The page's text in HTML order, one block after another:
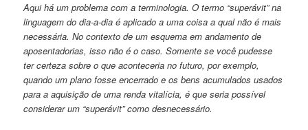
Aqui há um problema com a terminologia. O termo “superávit” na
linguagem do dia-a-dia é aplicado a uma coisa a qual não é mais
necessária. No contexto de um esquema em andamento de
aposentadorias, isso não é o caso. Somente se você pudesse
ter certeza sobre o que aconteceria no futuro, por exemplo,
quando um plano fosse encerrado e os bens acumulados usados
para a aquisição de uma renda vitalícia, é que seria possível
considerar um “superávit” como desnecessário.